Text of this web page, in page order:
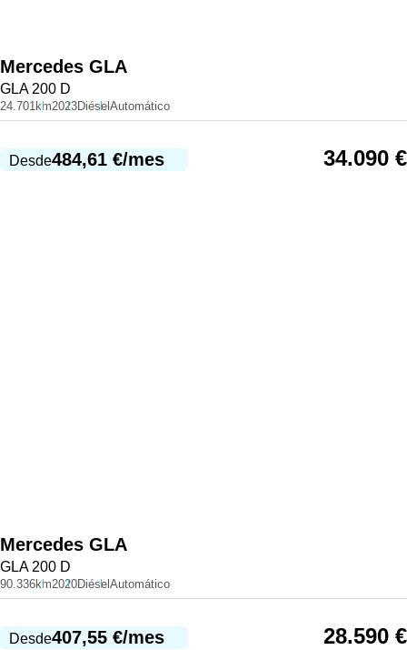
Mercedes GLA
GLA 200 D
24.701km2023Diésel Automático
Desde484,61 €/mes 34.090 €
Mercedes GLA
GLA 200 D
90.336km2020Diésel Automático
Desde407,55 €/mes 28.590 €